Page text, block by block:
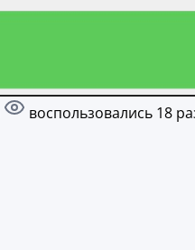
воспользовались 18